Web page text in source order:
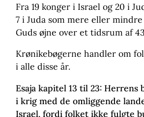
Fra 19 konger i Israel og 20 i
7 i Juda som mere eller
Guds øjne over et tidsrum af
Krønikebøgerne handler om
i alle disse år.
Esaja kapitel 13 til 23: Herrens
i krig med de omliggende
Israel, fordi folket ikke fulgte